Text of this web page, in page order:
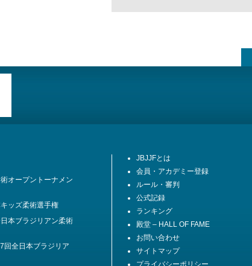
オープントーナメン
ッズ柔術選手権
本ブラジリアン柔術
回全日本ブラジリア
JBJJFとは
会員・アカデミー登録
ルール・審判
公式記録
ランキング
殿堂 – HALL OF FAME
お問い合わせ
サイトマップ
プライバシーポリシー